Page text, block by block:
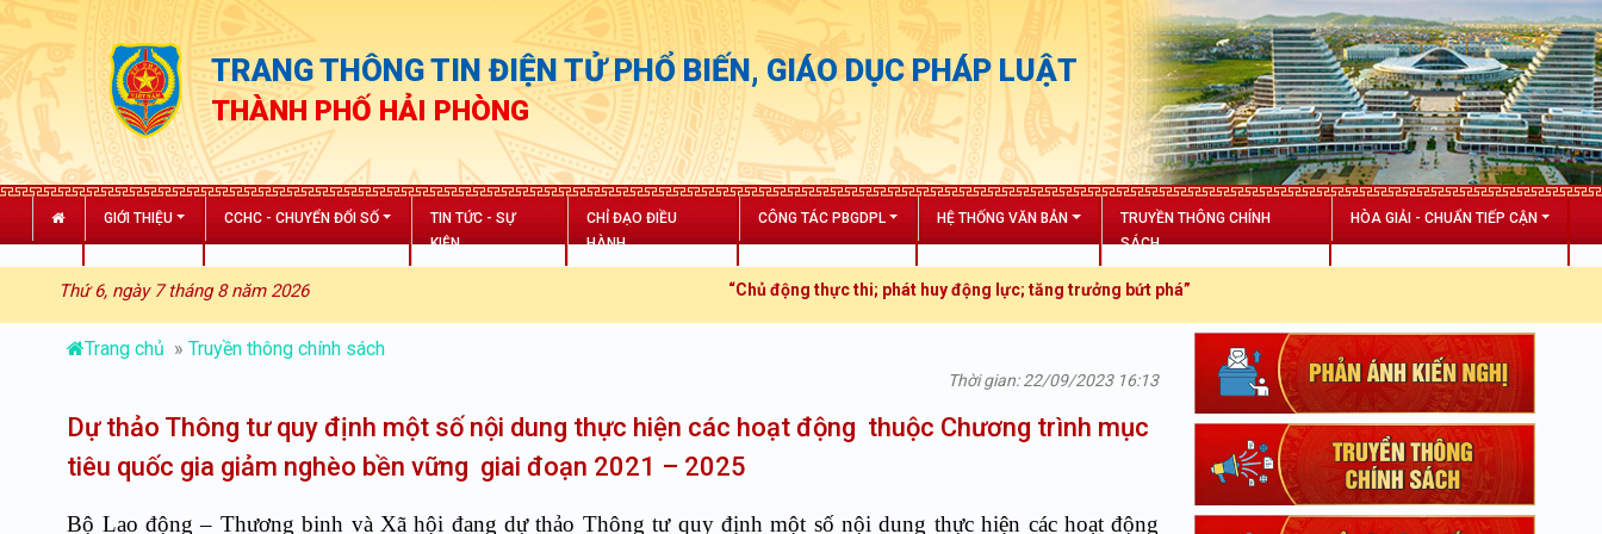
TRANG THÔNG TIN ĐIỆN TỬ PHỔ BIẾN, GIÁO DỤC PHÁP LUẬT
THÀNH PHỐ HẢI PHÒNG
GIỚI THIỆU CCHC - CHUYỂN ĐỔI SỐ
TIN TỨC - SỰ
KIỆN
CHỈ ĐẠO ĐIỀU
HÀNH
CÔNG TÁC PBGDPL HỆ THỐNG VĂN BẢN
TRUYỀN THÔNG CHÍNH
SÁCH
HÒA GIẢI - CHUẨN TIẾP CẬN
Thứ 6, ngày 7 tháng 8 năm 2026 “Chủ động thực thi; phát huy động lực; tăng trưởng bứt phá”
Trang chủ »Truyền thông chính sách
Thời gian: 22/09/2023 16:13
Dự thảo Thông tư quy định một số nội dung thực hiện các hoạt động thuộc Chương trình mục
tiêu quốc gia giảm nghèo bền vững giai đoạn 2021 – 2025
Bộ Lao động – Thương binh và Xã hội đang dự thảo Thông tư quy định một số nội dung thực hiện các hoạt động